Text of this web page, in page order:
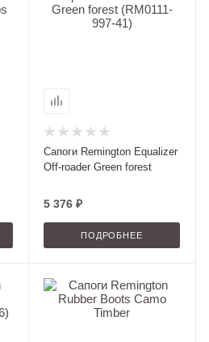
Сапоги Remington Equalizer
Off-roader Green forest
5 376 ₽
ПОДРОБНЕЕ